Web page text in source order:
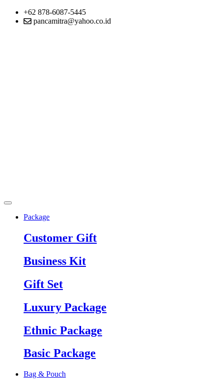
+62 878-6087-5445
pancamitra@yahoo.co.id
Package
Customer Gift
Business Kit
Gift Set
Luxury Package
Ethnic Package
Basic Package
Bag & Pouch